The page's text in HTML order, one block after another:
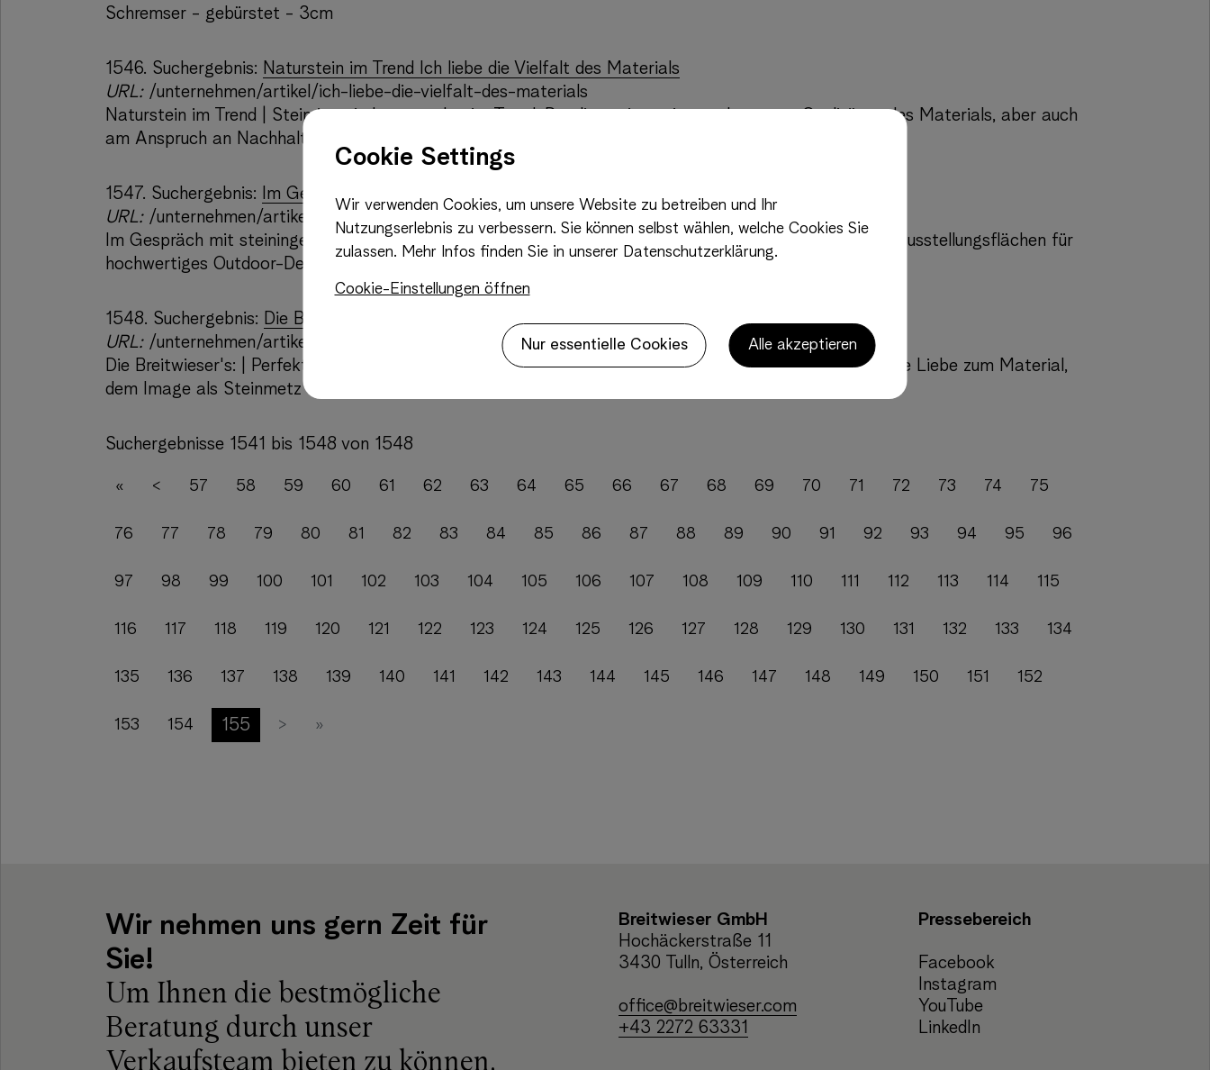
Schremser - gebürstet - 3cm
1546. Suchergebnis: Naturstein im Trend Ich liebe die Vielfalt des Materials
URL:/unternehmen/artikel/ich-liebe-die-vielfalt-des-materials
Naturstein im Trend | Stein ist wieder vermehrt im Trend. Das liegt einerseits an den guten Qualitäten des Materials, aber auch
am Anspruch an Nachhaltigkeit, so Kristina Breitwieser: "Es gibt für…
1547. Suchergebnis:
Im Gespräch mit steininger.architecture Alles bleibt lebendig. Alles ist Architektur.
URL:/unternehmen/artikel/alles-ist-architektur
Im Gespräch mit steininger.architecture | Alles neu: ein großzügiger Showroom mit Präsentations- und Ausstellungsflächen für
hochwertiges Outdoor-Design, ein frischer Concept Store für Blumen,…
1548. Suchergebnis: Die Breitwieser's: Stein(unternehmer) wie keine anderen.
URL:/unternehmen/artikel/die-breitwiesers
Die Breitwieser's: | Perfektion, Individualität und Nachhaltigkeit: Kristina und Manfred Breitwieser über die Liebe zum Material,
dem Image als Steinmetz und dem steten Anspruch an das…
Suchergebnisse 1541 bis 1548 von 1548
« < 57 58 59 60 61 62 63 64 65 66 67 68 69 70 71 72 73 74 75
76 77 78 79 80 81 82 83 84 85 86 87 88 89 90 91 92 93 94 95 96
97 98 99 100 101 102 103 104 105 106 107 108 109 110 111 112 113 114 115
116 117 118 119 120 121 122 123 124 125 126 127 128 129 130 131 132 133 134
135 136 137 138 139 140 141 142 143 144 145 146 147 148 149 150 151 152
153 154 155 > »
Wir nehmen uns gern Zeit für
Sie!
Um Ihnen die bestmögliche
Beratung durch unser
Verkaufsteam bieten zu können,
Breitwieser GmbH
Hochäckerstraße 11
3430 Tulln, Österreich
office@breitwieser.com
+43 2272 63331
Pressebereich
Facebook
Instagram
YouTube
LinkedIn
Cookie Settings
Wir verwenden Cookies, um unsere Website zu betreiben und Ihr
Nutzungserlebnis zu verbessern. Sie können selbst wählen, welche Cookies Sie
zulassen. Mehr Infos finden Sie in unserer Datenschutzerklärung.
Cookie-Einstellungen öffnen
Nur essentielle Cookies Alle akzeptieren